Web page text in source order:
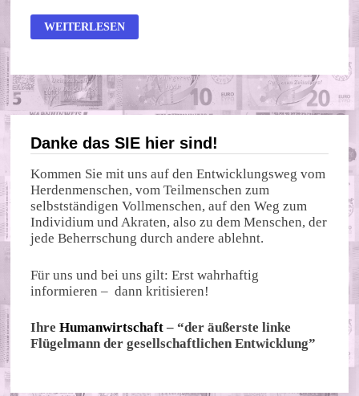
NORDSTREAM
–
–
WER
WARS?
WEITERLESEN
Danke das SIE hier sind!
Kommen Sie mit uns auf den Entwicklungsweg vom
Herdenmenschen, vom Teilmenschen zum
selbstständigen Vollmenschen, auf den Weg zum
Individium und Akraten, also zu dem Menschen, der
jede Beherrschung durch andere ablehnt.
Für uns und bei uns gilt: Erst wahrhaftig
informieren – dann kritisieren!
IhreHumanwirtschaft – “der äußerste linke
Flügelmann der gesellschaftlichen Entwicklung”